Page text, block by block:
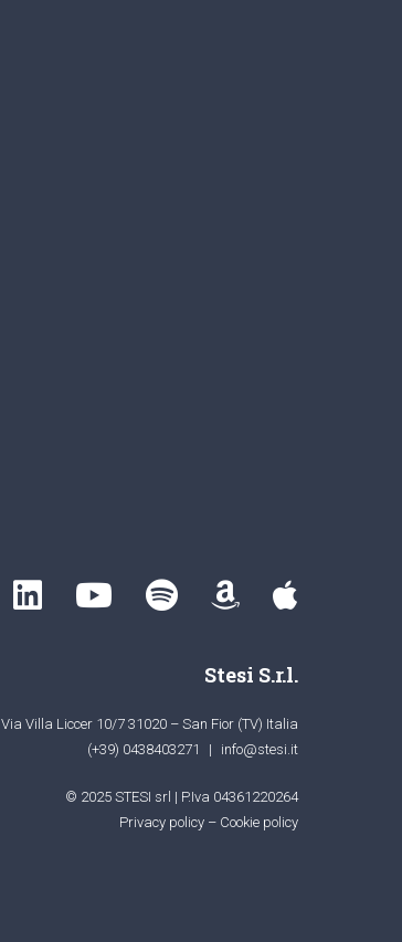
Stesi S.r.l.
Via Villa Liccer 10/7 31020 – San Fior (TV) Italia
(+39) 0438403271
| info@stesi.it
© 2025 STESI srl | P.Iva 04361220264
Privacy policy– Cookie policy